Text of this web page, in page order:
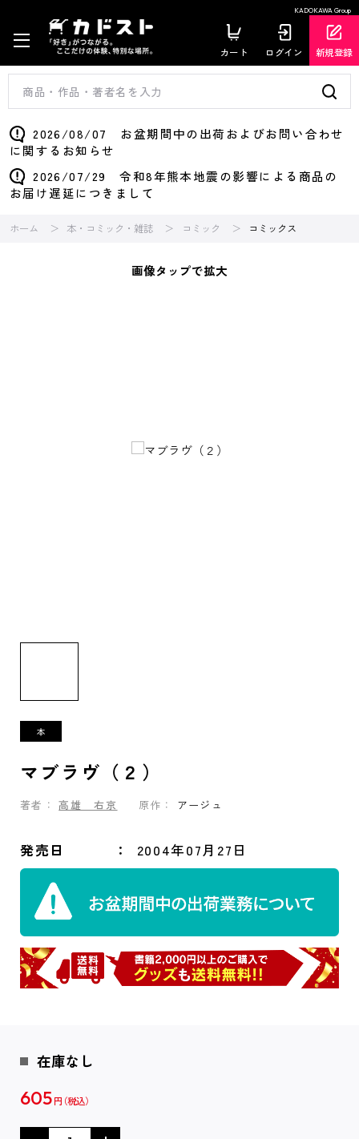
KADOKAWA Group
カート ログイン 新規登録
2026/08/07 お盆期間中の出荷およびお問い合わせ
に関するお知らせ
2026/07/29 令和8年熊本地震の影響による商品の
お届け遅延につきまして
ホーム 本・コミック・雑誌 コミック コミックス
画像タップで拡大
マブラヴ（２）
著者： 高雄 右京 原作： アージュ
発売日 2004年07月27日
在庫なし
605 円